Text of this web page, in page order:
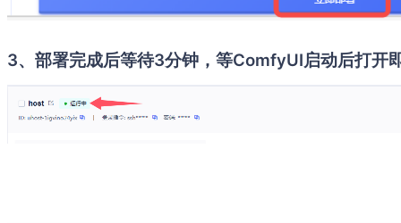
3、部署完成后等待3分钟，等ComfyUI启动后打开